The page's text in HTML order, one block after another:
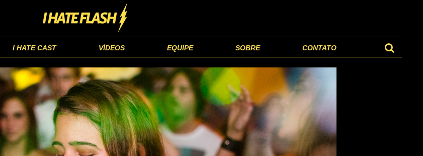
I HATE CAST VÍDEOS EQUIPE SOBRE CONTATO